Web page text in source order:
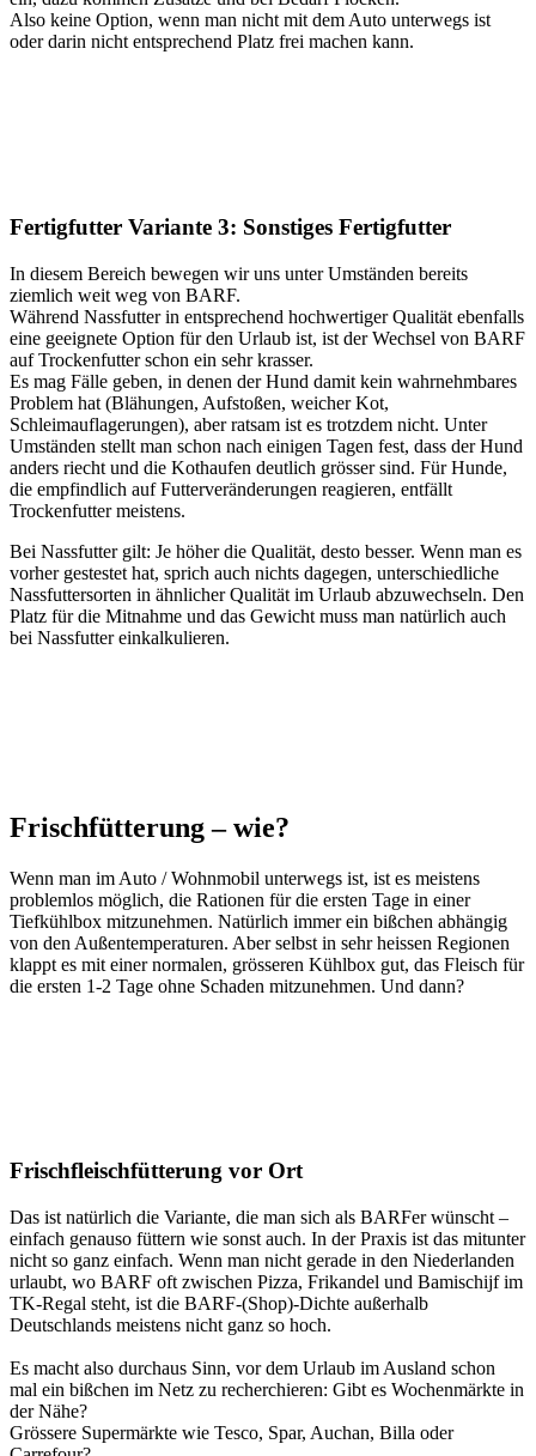
Also keine Option, wenn man nicht mit dem Auto unterwegs ist
oder darin nicht entsprechend Platz frei machen kann.
Fertigfutter Variante 3: Sonstiges Fertigfutter
In diesem Bereich bewegen wir uns unter Umständen bereits
ziemlich weit weg von BARF.
Während Nassfutter in entsprechend hochwertiger Qualität ebenfalls
eine geeignete Option für den Urlaub ist, ist der Wechsel von BARF
auf Trockenfutter schon ein sehr krasser.
Es mag Fälle geben, in denen der Hund damit kein wahrnehmbares
Problem hat (Blähungen, Aufstoßen, weicher Kot,
Schleimauflagerungen), aber ratsam ist es trotzdem nicht. Unter
Umständen stellt man schon nach einigen Tagen fest, dass der Hund
anders riecht und die Kothaufen deutlich grösser sind. Für Hunde,
die empfindlich auf Futterveränderungen reagieren, entfällt
Trockenfutter meistens.
Bei Nassfutter gilt: Je höher die Qualität, desto besser. Wenn man es
vorher gestestet hat, sprich auch nichts dagegen, unterschiedliche
Nassfuttersorten in ähnlicher Qualität im Urlaub abzuwechseln. Den
Platz für die Mitnahme und das Gewicht muss man natürlich auch
bei Nassfutter einkalkulieren.
Frischfütterung – wie?
Wenn man im Auto / Wohnmobil unterwegs ist, ist es meistens
problemlos möglich, die Rationen für die ersten Tage in einer
Tiefkühlbox mitzunehmen. Natürlich immer ein bißchen abhängig
von den Außentemperaturen. Aber selbst in sehr heissen Regionen
klappt es mit einer normalen, grösseren Kühlbox gut, das Fleisch für
die ersten 1-2 Tage ohne Schaden mitzunehmen. Und dann?
Frischfleischfütterung vor Ort
Das ist natürlich die Variante, die man sich als BARFer wünscht –
einfach genauso füttern wie sonst auch. In der Praxis ist das mitunter
nicht so ganz einfach. Wenn man nicht gerade in den Niederlanden
urlaubt, wo BARF oft zwischen Pizza, Frikandel und Bamischijf im
TK-Regal steht, ist die BARF-(Shop)-Dichte außerhalb
Deutschlands meistens nicht ganz so hoch.
Es macht also durchaus Sinn, vor dem Urlaub im Ausland schon
mal ein bißchen im Netz zu recherchieren: Gibt es Wochenmärkte in
der Nähe?
Grössere Supermärkte wie Tesco, Spar, Auchan, Billa oder